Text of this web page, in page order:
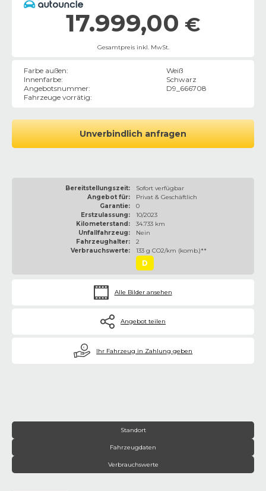
17.999,00 €
Gesamtpreis inkl. MwSt.
Farbe außen:
Weiß
Innenfarbe:
Schwarz
Angebotsnummer:
D9_666708
Fahrzeuge vorrätig:
Unverbindlich anfragen
Bereitstellungszeit:
Sofort verfügbar
Angebot für:
Privat & Geschäftlich
Garantie:
0
Erstzulassung:
10/2023
Kilometerstand:
34.733 km
Unfallfahrzeug:
Nein
Fahrzeughalter:
2
Verbrauchswerte:
133 g CO2/km (komb.)**
D
Alle Bilder ansehen
Angebot teilen
€ Ihr Fahrzeug in Zahlung geben
Standort
Fahrzeugdaten
Verbrauchswerte